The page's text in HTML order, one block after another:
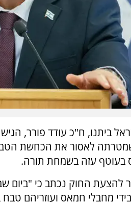
ביתנו, ח"כ עודד פורר,
לאסור את הכחשת
בעוטף עזה בשמחת תורה.
להצעת החוק נכתב כי "ביום
בידי מחבלי חמאס ועוזריהם